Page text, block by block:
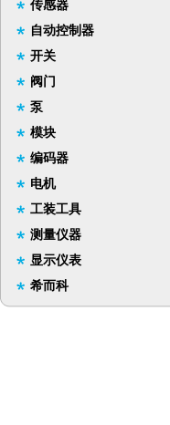
传感器
自动控制器
开关
阀门
泵
模块
编码器
电机
工装工具
测量仪器
显示仪表
希而科